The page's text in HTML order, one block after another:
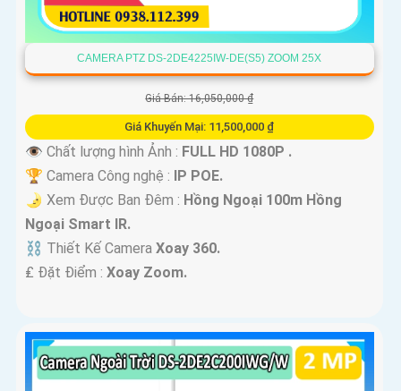
CAMERA PTZ DS-2DE4225IW-DE(S5) ZOOM 25X
Giá Bán: 16,050,000 ₫
Giá Khuyến Mại: 11,500,000 ₫
👁 Chất lượng hình Ảnh : FULL HD 1080P .
🏆 Camera Công nghệ : IP POE.
🌛 Xem Được Ban Đêm : Hồng Ngoại 100m Hồng
Ngoại Smart IR.
⛓ Thiết Kế Camera Xoay 360.
️₤ Đặt Điểm : Xoay Zoom.